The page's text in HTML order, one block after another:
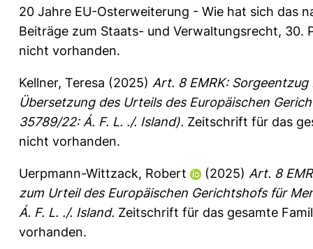
20 Jahre EU-Osterweiterung - Wie hat sich das
Beiträge zum Staats- und Verwaltungsrecht, 30.
nicht vorhanden.
Kellner, Teresa (2025) Art. 8 EMRK:
Übersetzung des Urteils des Europäischen
35789/22: Á. F. L. ./. Island). Zeitschrift für das
nicht vorhanden.
Uerpmann-Wittzack, Robert (2025) Art. 8
zum Urteil des Europäischen Gerichtshofs für
Á. F. L. ./. Island. Zeitschrift für das gesamte
vorhanden.